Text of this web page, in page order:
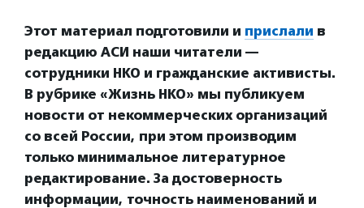
Этот материал подготовили и прислали в
редакцию АСИ наши читатели —
сотрудники НКО и гражданские активисты.
В рубрике «Жизнь НКО» мы публикуем
новости от некоммерческих организаций
со всей России, при этом производим
только минимальное литературное
редактирование. За достоверность
информации, точность наименований и